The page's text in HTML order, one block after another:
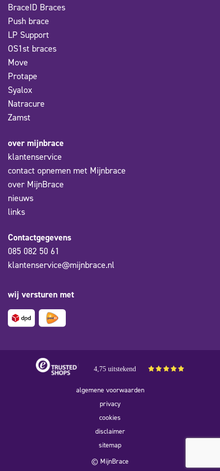
BraceID Braces
Push brace
LP Support
OS1st braces
Move
Protape
Syalox
Natracure
Zamst
over mijnbrace
klantenservice
contact opnemen met Mijnbrace
over MijnBrace
nieuws
links
Contactgegevens
085 082 50 61
klantenservice@mijnbrace.nl
wij versturen met
4,75 uitstekend
algemene voorwaarden
privacy
cookies
disclaimer
sitemap
© MijnBrace